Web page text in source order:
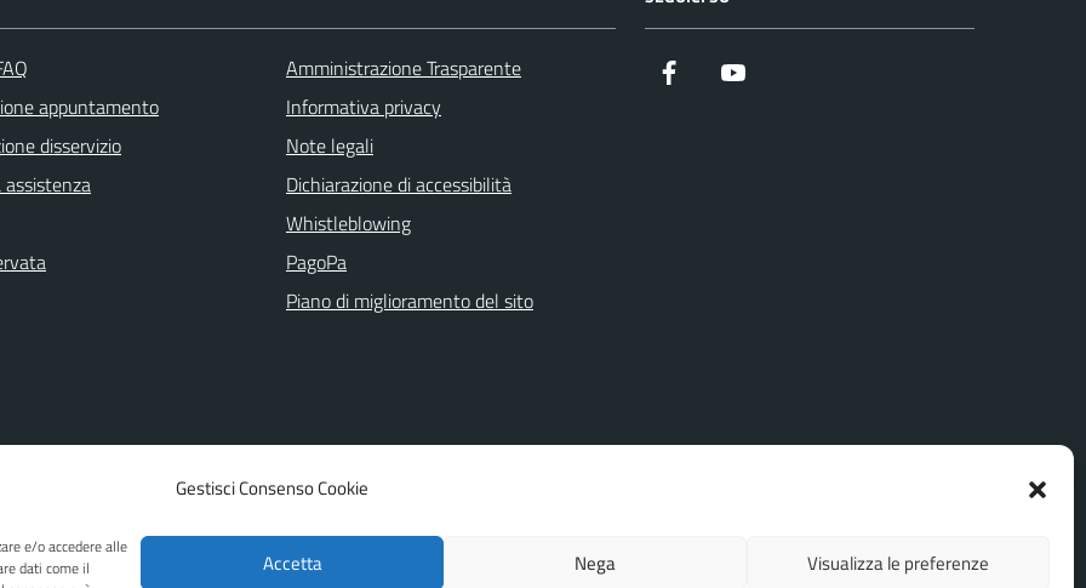
Gestisci Consenso Cookie
e/o accedere alle
dati come il
Accetta Nega Visualizza le preferenze
appuntamento
disservizio
assistenza
Amministrazione Trasparente
Informativa privacy
Note legali
Dichiarazione di accessibilità
Whistleblowing
PagoPa
Piano di miglioramento del sito
Facebook